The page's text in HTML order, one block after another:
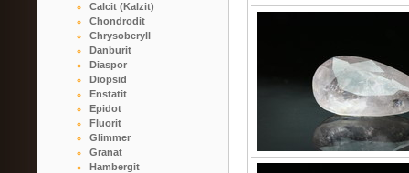
Calcit (Kalzit)
Chondrodit
Chrysoberyll
Danburit
Diaspor
Diopsid
Enstatit
Epidot
Fluorit
Glimmer
Granat
Hambergit